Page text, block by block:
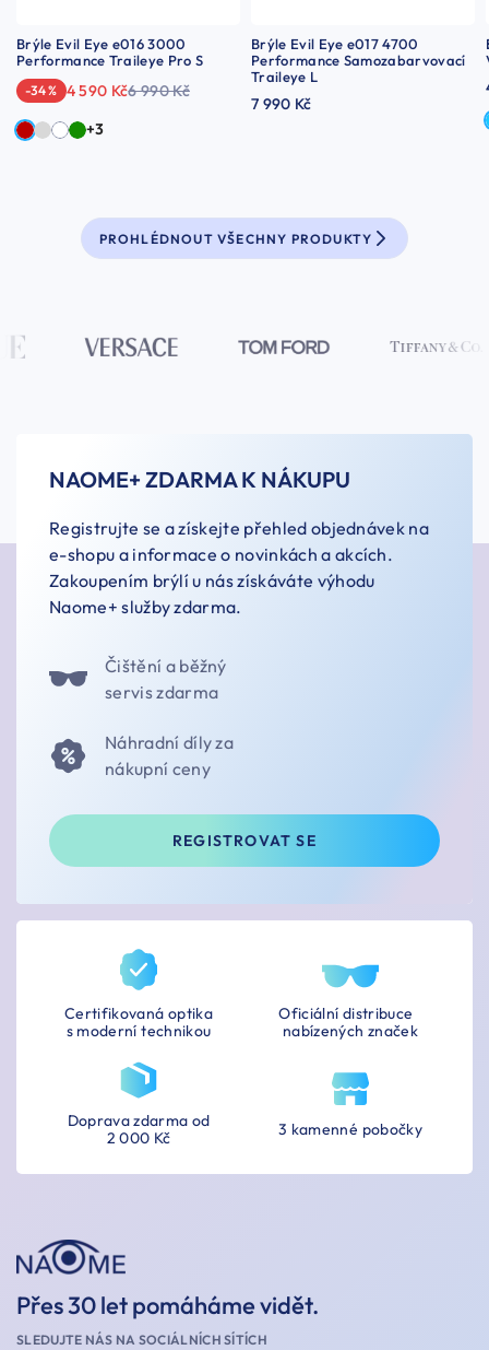
Brýle Evil Eye e016 3000
Performance Traileye Pro S
-34 % 4 590 Kč6 990 Kč
+3
Brýle Evil Eye e017 4700
Performance Samozabarvovací
Traileye L
7 990 Kč
PROHLÉDNOUT VŠECHNY PRODUKTY
NAOME+ ZDARMA K NÁKUPU
Registrujte se a získejte přehled objednávek na
e-shopu a informace o novinkách a akcích.
Zakoupením brýlí u nás získáváte výhodu
Naome+ služby zdarma.
Čištění a běžný
servis zdarma
Náhradní díly za
nákupní ceny
REGISTROVAT SE
Certifikovaná optika
s moderní technikou
Oficiální distribuce
nabízených značek
3 kamenné pobočky
Doprava zdarma od
2 000 Kč
Přes 30 let pomáháme vidět.
SLEDUJTE NÁS NA SOCIÁLNÍCH SÍTÍCH